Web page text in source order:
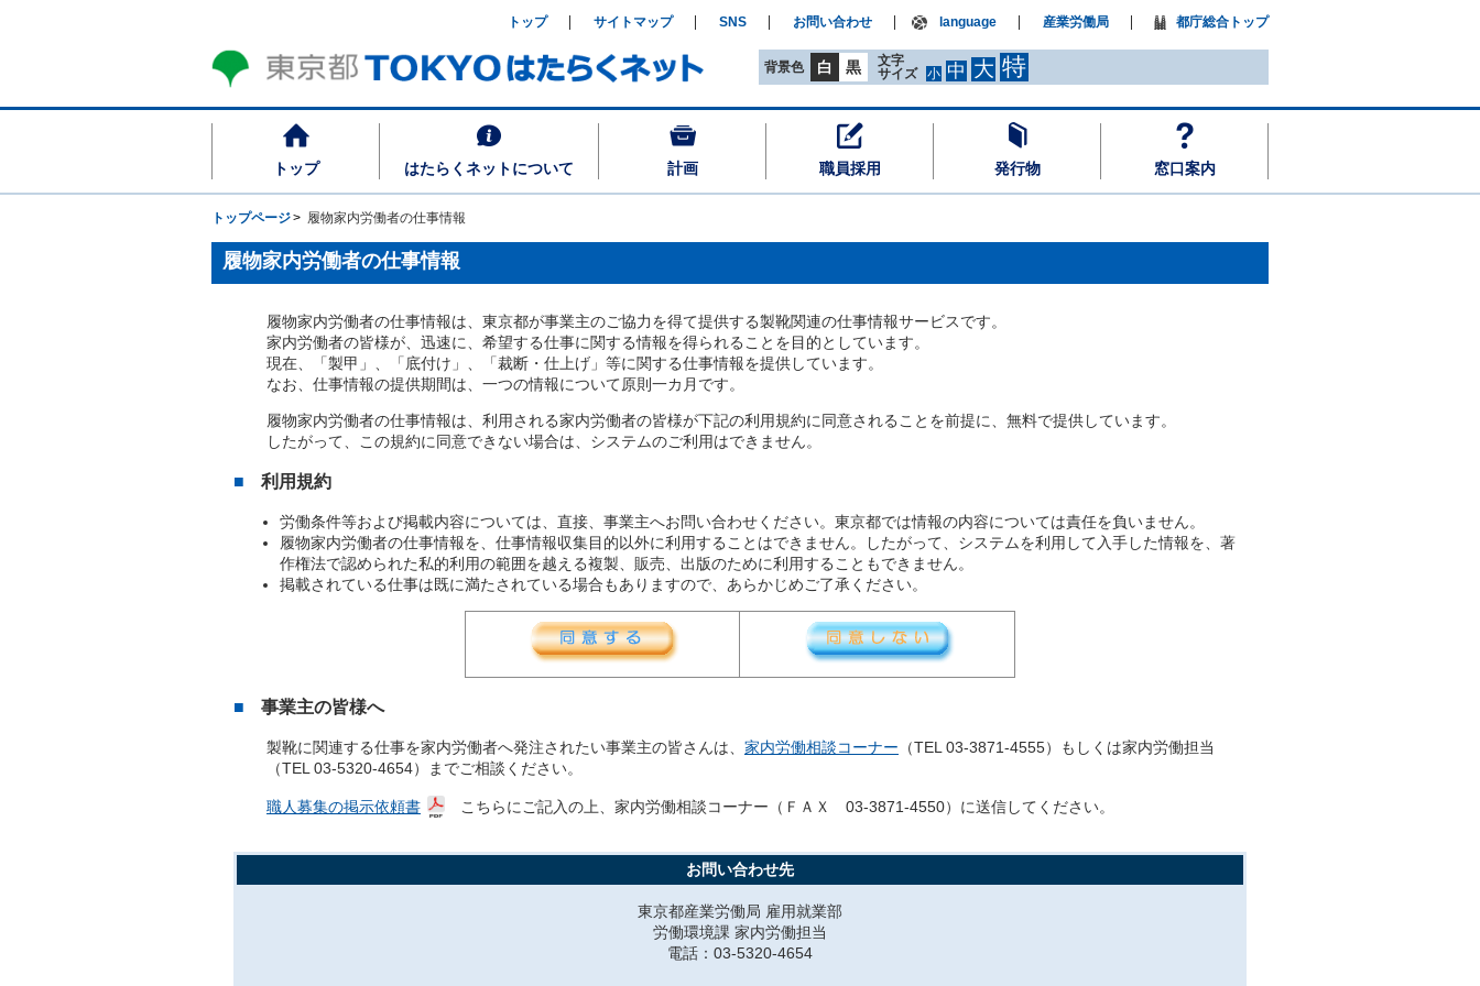
トップ はたらくネットについて 計画 職員採用 発行物 窓口案内
背景色 白 黒
文字
サイズ
小 中 大 特
トップ サイトマップ SNS お問い合わせ language 産業労働局 都庁総合トップ
トップページ 履物家内労働者の仕事情報
履物家内労働者の仕事情報
履物家内労働者の仕事情報は、東京都が事業主のご協力を得て提供する製靴関連の仕事情報サービスです。
家内労働者の皆様が、迅速に、希望する仕事に関する情報を得られることを目的としています。
現在、「製甲」、「底付け」、「裁断・仕上げ」等に関する仕事情報を提供しています。
なお、仕事情報の提供期間は、一つの情報について原則一カ月です。
履物家内労働者の仕事情報は、利用される家内労働者の皆様が下記の利用規約に同意されることを前提に、無料で提供しています。
したがって、この規約に同意できない場合は、システムのご利用はできません。
利用規約
労働条件等および掲載内容については、直接、事業主へお問い合わせください。東京都では情報の内容については責任を負いません。
履物家内労働者の仕事情報を、仕事情報収集目的以外に利用することはできません。したがって、システムを利用して入手した情報を、著
作権法で認められた私的利用の範囲を越える複製、販売、出版のために利用することもできません。
掲載されている仕事は既に満たされている場合もありますので、あらかじめご了承ください。
事業主の皆様へ
製靴に関連する仕事を家内労働者へ発注されたい事業主の皆さんは、 家内労働相談コーナー （TEL 03-3871-4555）もしくは家内労働担当
（TEL 03-5320-4654）までご相談ください。
職人募集の掲示依頼書 こちらにご記入の上、家内労働相談コーナー（ＦＡＸ 03-3871-4550）に送信してください。
お問い合わせ先
東京都産業労働局 雇用就業部
労働環境課 家内労働担当
電話：03-5320-4654